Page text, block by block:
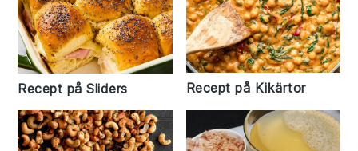
Recept på Sliders Recept på Kikärtor